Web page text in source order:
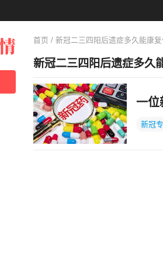
首页 / 新冠二三四阳后遗症多久能康
新冠二三四阳后遗症多久
一位
新冠